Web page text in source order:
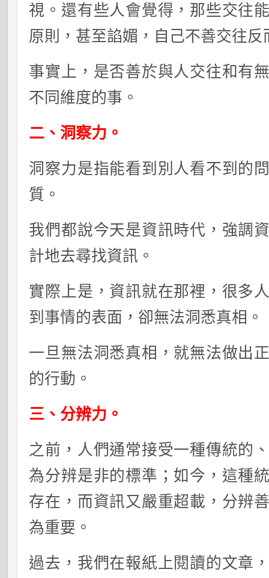
視。還有些人會覺得，那些交往
原則，甚至諂媚，自己不善交往
事實上，是否善於與人交往和有
不同維度的事。
二、洞察力 。
洞察力是指能看到別人看不到的
質。
我們都說今天是資訊時代，強調
計地去尋找資訊。
實際上是，資訊就在那裡，很多
到事情的表面，卻無法洞悉真相。
一旦無法洞悉真相，就無法做出
的行動。
三、分辨力。
之前，人們通常接受一種傳統的
為分辨是非的標準；如今，這種
存在，而資訊又嚴重超載，分辨
為重要。
過去，我們在報紙上閱讀的文章